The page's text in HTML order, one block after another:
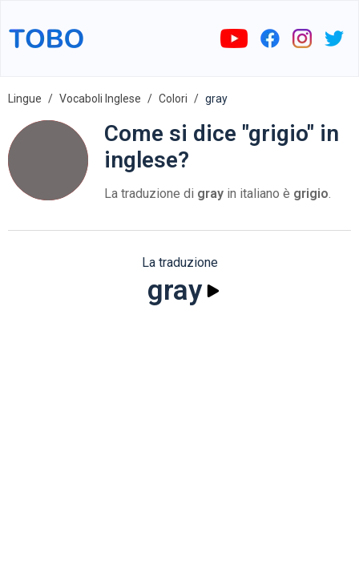
Lingue Vocaboli Inglese Colori gray
Come si dice "grigio" in
inglese?
La traduzione di gray in italiano è grigio.
La traduzione
gray